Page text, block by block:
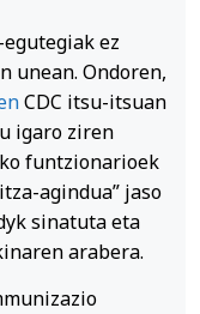
ez
unean. Ondoren,
CDC itsu-itsuan
igaro ziren
funtzionarioek
agindua” jaso
sinatuta eta
arabera.